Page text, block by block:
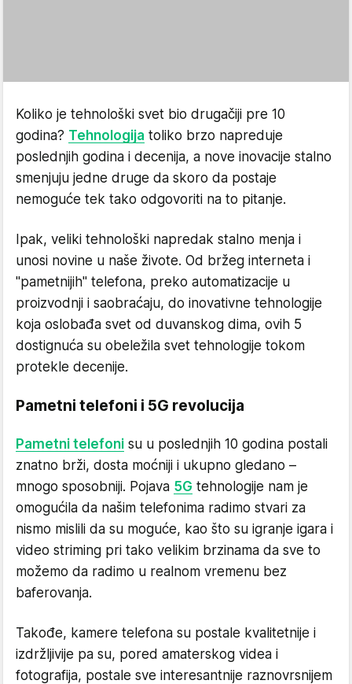
Koliko je tehnološki svet bio drugačiji pre 10
godina? Tehnologija toliko brzo napreduje
poslednjih godina i decenija, a nove inovacije stalno
smenjuju jedne druge da skoro da postaje
nemoguće tek tako odgovoriti na to pitanje.
Ipak, veliki tehnološki napredak stalno menja i
unosi novine u naše živote. Od bržeg interneta i
"pametnijih" telefona, preko automatizacije u
proizvodnji i saobraćaju, do inovativne tehnologije
koja oslobađa svet od duvanskog dima, ovih 5
dostignuća su obeležila svet tehnologije tokom
protekle decenije.
Pametni telefoni i 5G revolucija
Pametni telefoni su u poslednjih 10 godina postali
znatno brži, dosta moćniji i ukupno gledano –
mnogo sposobniji. Pojava 5G tehnologije nam je
omogućila da našim telefonima radimo stvari za
nismo mislili da su moguće, kao što su igranje igara i
video striming pri tako velikim brzinama da sve to
možemo da radimo u realnom vremenu bez
baferovanja.
Takođe, kamere telefona su postale kvalitetnije i
izdržljivije pa su, pored amaterskog videa i
fotografija, postale sve interesantnije raznovrsnijem